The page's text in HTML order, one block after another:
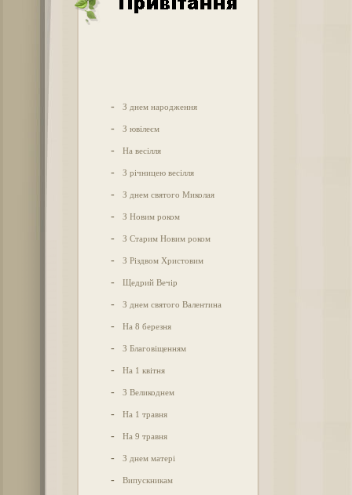
- З днем народження
- З ювілеєм
- На весілля
- З річницею весілля
- З днем святого Миколая
- З Новим роком
- З Старим Новим роком
- З Різдвом Христовим
- Щедрий Вечір
- З днем святого Валентина
- На 8 березня
- З Благовіщенням
- На 1 квітня
- З Великоднем
- На 1 травня
- На 9 травня
- З днем матері
- Випускникам